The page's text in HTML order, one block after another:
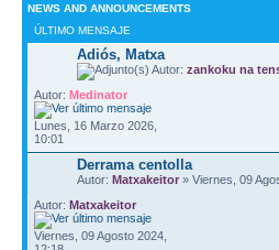
NEWS AND ANNOUNCEMENTS
ÚLTIMO MENSAJE
Adiós, Matxa
Autor: zankoku na
Autor: Medinator
Lunes, 16 Marzo 2026,
10:01
Derrama centolla
Autor: Matxakeitor » Viernes, 09
Autor: Matxakeitor
Viernes, 09 Agosto 2024,